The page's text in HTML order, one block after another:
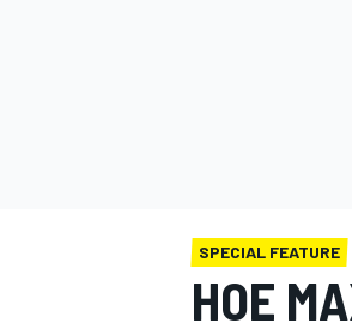
SPECIAL FEATURE
HOE